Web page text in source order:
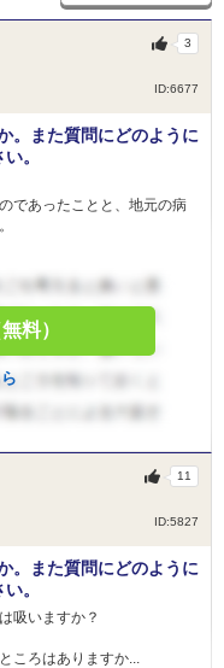
ID:6677
3
。また質問にどのように
。
であったことと、地元の病
料）
ID:5827
11
。また質問にどのように
。
吸いますか？
ころはありますか...